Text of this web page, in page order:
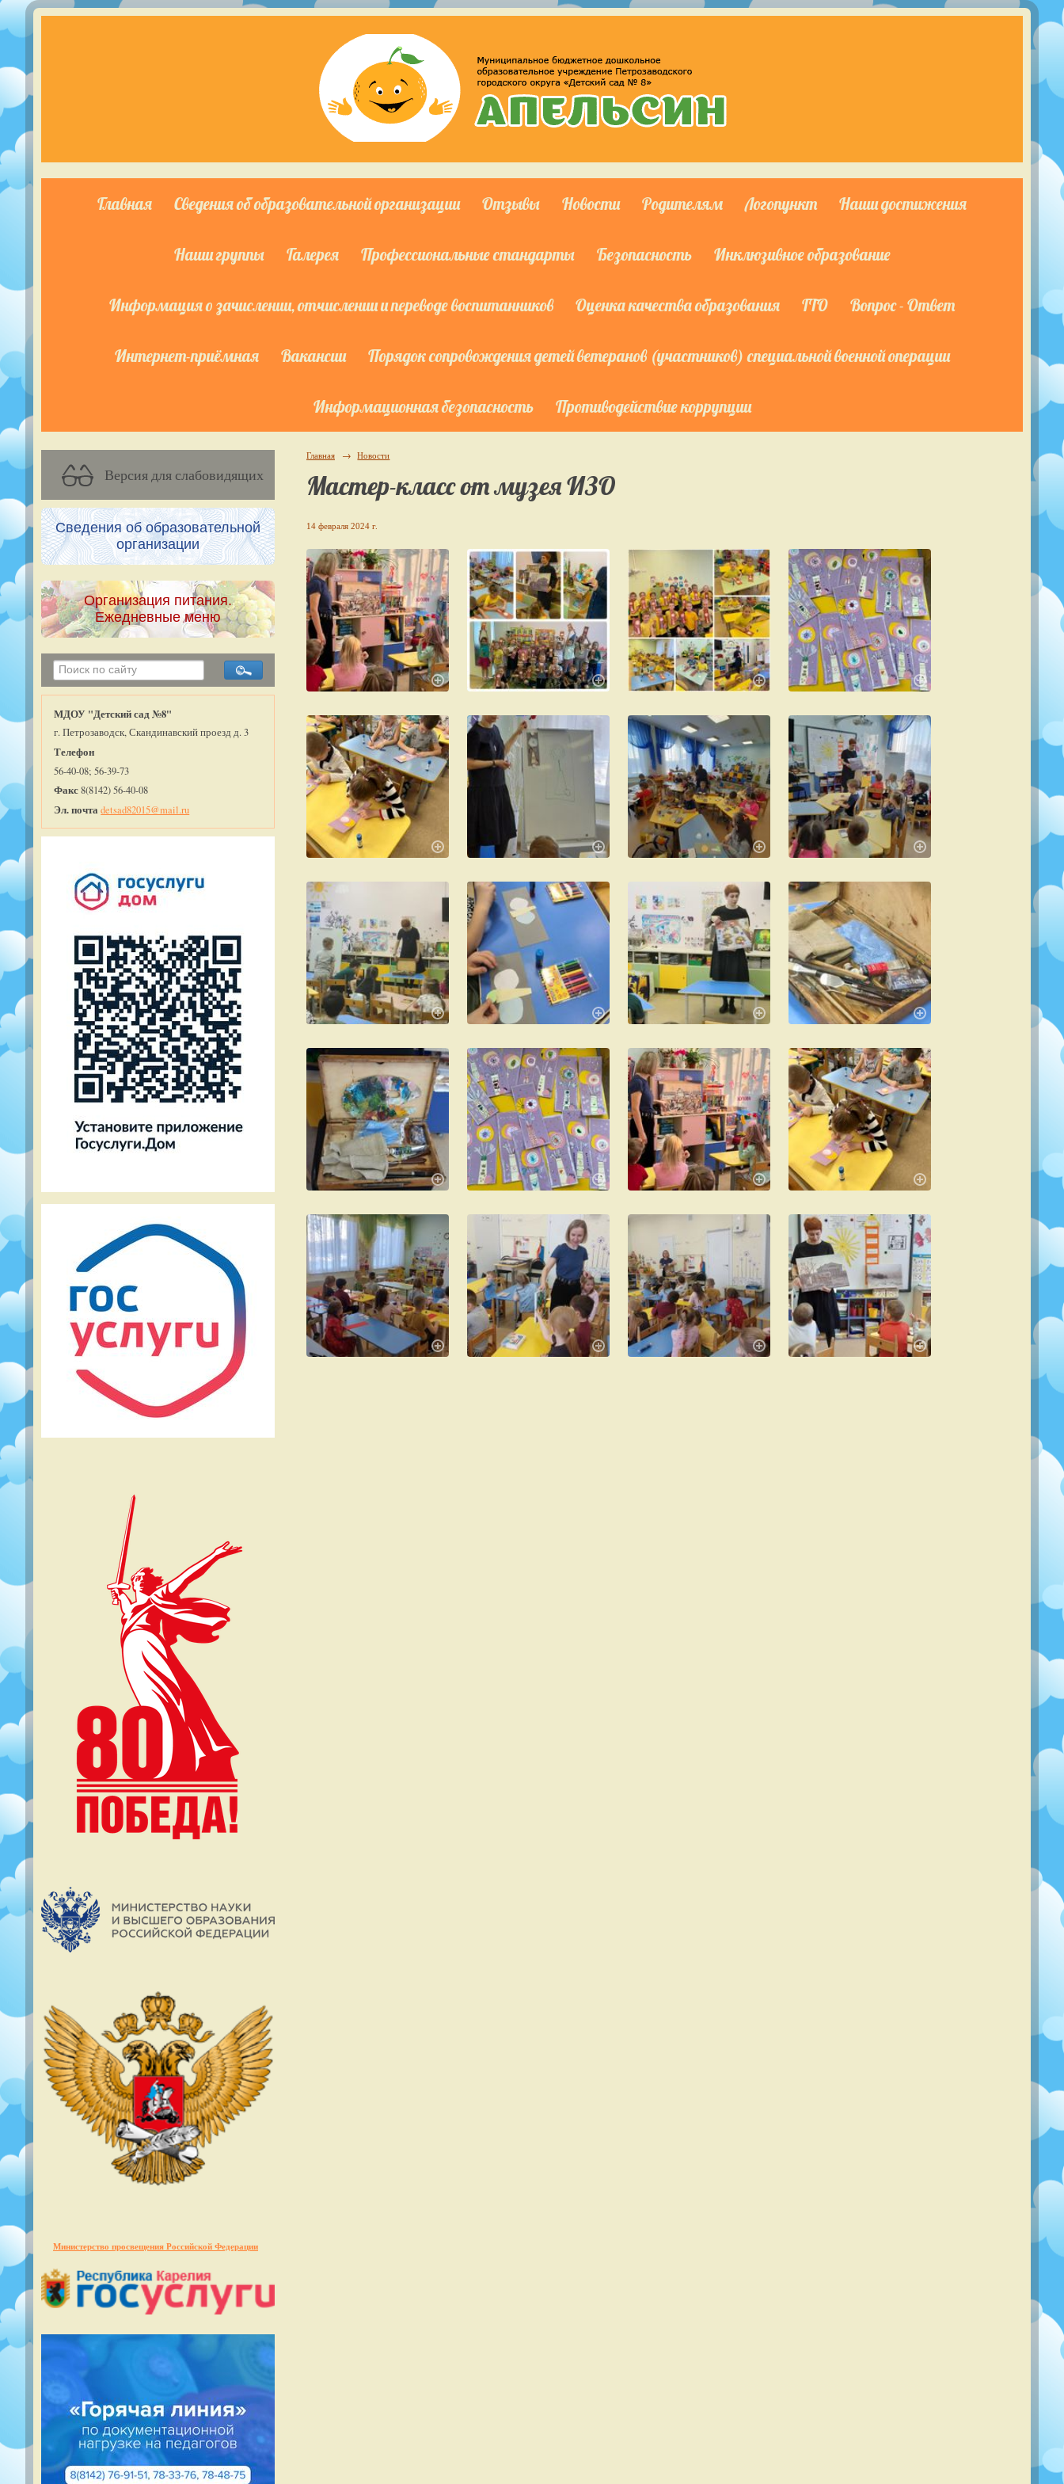
Главная Сведения об образовательной организации Отзывы Новости Родителям Логопункт Наши достижения
Наши группы Галерея Профессиональные стандарты Безопасность Инклюзивное образование
Информация о зачислении, отчислении и переводе воспитанников Оценка качества образования ГТО Вопрос - Ответ
Интернет-приёмная Вакансии Порядок сопровождения детей ветеранов (участников) специальной военной операции
Информационная безопасность Противодействие коррупции
Версия для слабовидящих
Сведения об образовательной
организации
Организация питания.
Ежедневные меню
МДОУ "Детский сад №8"
г. Петрозаводск, Скандинавский проезд д. 3
Телефон
56-40-08; 56-39-73
Факс8(8142) 56-40-08
Эл. почта detsad82015@mail.ru
Министерство просвещения Российской Федерации
Главная → Новости
Мастер-класс от музея ИЗО
14 февраля 2024 г.